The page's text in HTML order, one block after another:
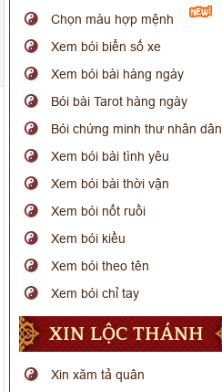
Chọn màu hợp mệnh
Xem bói biển số xe
Xem bói bài hàng ngày
Bói bài Tarot hàng ngày
Bói chứng minh thư nhân dân
Xem bói bài tình yêu
Xem bói bài thời vận
Xem bói nốt ruồi
Xem bói kiều
Xem bói theo tên
Xem bói chỉ tay
XIN LỘC THÁNH
Xin xăm tả quân